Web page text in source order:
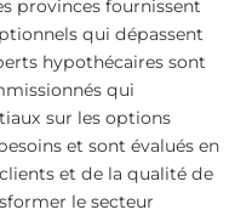
provinces fournissent
qui dépassent
hypothécaires sont
qui
sur les options
et sont évalués en
et de la qualité de
le secteur